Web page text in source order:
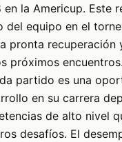
en la Americup. Este
del equipo en el
pronta recuperación
próximos
partido es una
en su carrera
de alto nivel
desafíos. El